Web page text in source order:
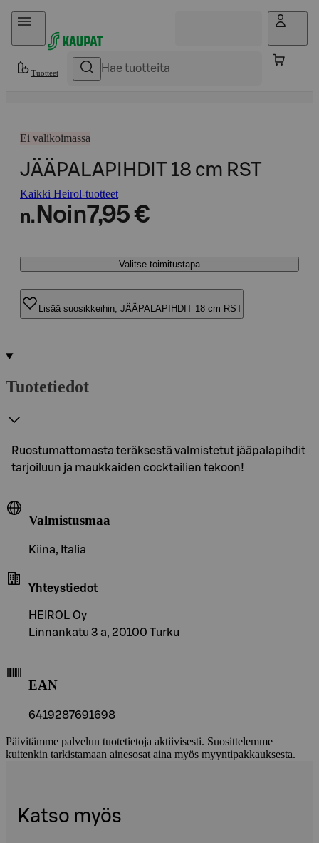
Hyppää sisältöön
Tuotteet
Ei valikoimassa
JÄÄPALAPIHDIT 18 cm RST
Kaikki Heirol-tuotteet
n. Noin7,95 €
Valitse toimitustapa
Lisää suosikkeihin, JÄÄPALAPIHDIT 18 cm RST
Tuotetiedot
Ruostumattomasta teräksestä valmistetut jääpalapihdit
tarjoiluun ja maukkaiden cocktailien tekoon!
Valmistusmaa
Kiina, Italia
Yhteystiedot
HEIROL Oy
Linnankatu 3 a, 20100 Turku
EAN
6419287691698
Päivitämme palvelun tuotetietoja aktiivisesti. Suosittelemme
kuitenkin tarkistamaan ainesosat aina myös myyntipakkauksesta.
Katso myös